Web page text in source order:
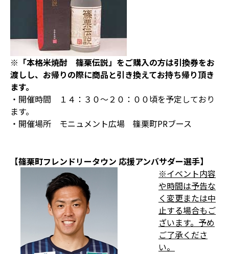
※「本格米焼酎 篠栗伝説」をご購入の方は引換券をお
渡しし、お帰りの際に商品と引き換えてお持ち帰り頂き
ます。
・開催時間 １４：３０～２０：００頃を予定しており
ます。
・開催場所 モニュメント広場 篠栗町PRブース
【篠栗町フレンドリータウン 応援アンバサダー選手】
※イベント内容
や時間は予告な
く変更または中
止する場合もご
ざいます。予め
ご了承くださ
い。